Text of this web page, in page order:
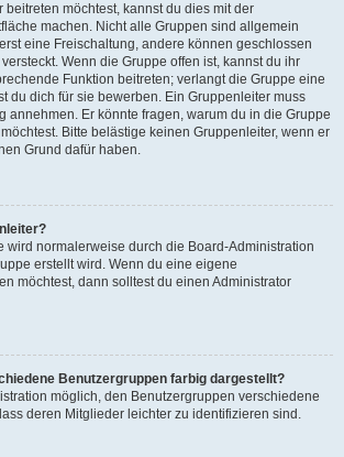
beitreten möchtest, kannst du dies mit der
machen. Nicht alle Gruppen sind allgemein
eine Freischaltung, andere können geschlossen
Wenn die Gruppe offen ist, kannst du ihr
Funktion beitreten; verlangt die Gruppe eine
du dich für sie bewerben. Ein Gruppenleiter muss
annehmen. Er könnte fragen, warum du in die Gruppe
Bitte belästige keinen Gruppenleiter, wenn er
Grund dafür haben.
wird normalerweise durch die Board-Administration
erstellt wird. Wenn du eine eigene
möchtest, dann solltest du einen Administrator
Benutzergruppen farbig dargestellt?
möglich, den Benutzergruppen verschiedene
deren Mitglieder leichter zu identifizieren sind.